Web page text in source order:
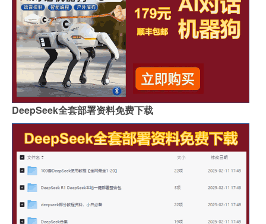
DeepSeek全套部署资料免费下载